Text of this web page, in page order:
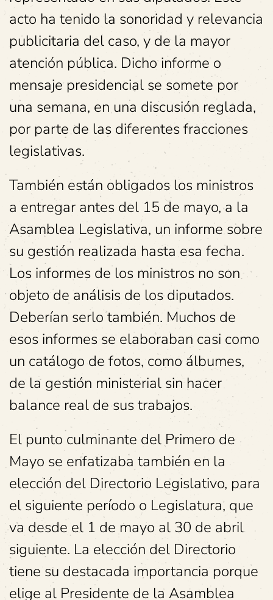
acto ha tenido la sonoridad y relevancia
publicitaria del caso, y de la mayor
atención pública. Dicho informe o
mensaje presidencial se somete por
una semana, en una discusión reglada,
por parte de las diferentes fracciones
legislativas.
También están obligados los ministros
a entregar antes del 15 de mayo, a la
Asamblea Legislativa, un informe sobre
su gestión realizada hasta esa fecha.
Los informes de los ministros no son
objeto de análisis de los diputados.
Deberían serlo también. Muchos de
esos informes se elaboraban casi como
un catálogo de fotos, como álbumes,
de la gestión ministerial sin hacer
balance real de sus trabajos.
El punto culminante del Primero de
Mayo se enfatizaba también en la
elección del Directorio Legislativo, para
el siguiente período o Legislatura, que
va desde el 1 de mayo al 30 de abril
siguiente. La elección del Directorio
tiene su destacada importancia porque
elige al Presidente de la Asamblea